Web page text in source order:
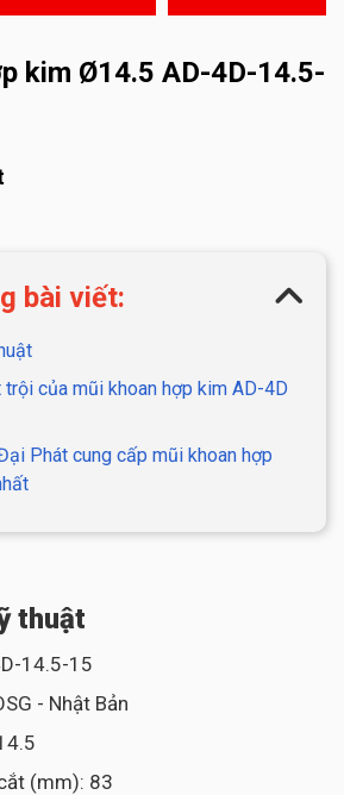
kim Ø14.5 AD-4D-14.5-
bài viết:
của mũi khoan hợp kim AD-4D
Phát cung cấp mũi khoan hợp
thuật
14.5-15
- Nhật Bản
(mm): 83